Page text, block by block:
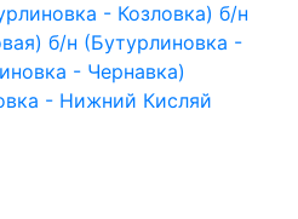
- Козловка) б/н
б/н (Бутурлиновка -
- Чернавка)
- Нижний Кисляй